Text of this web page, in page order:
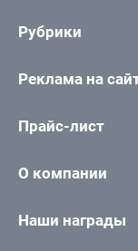
Рубрики
Реклама на
Прайс-лист
О компании
Наши награды